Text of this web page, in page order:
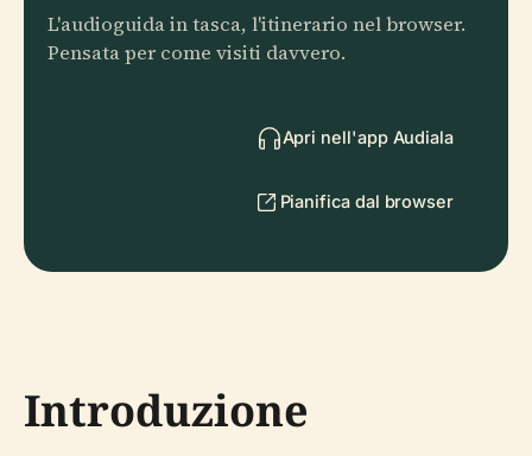
L'audioguida in tasca, l'itinerario nel browser.
Pensata per come visiti davvero.
Apri nell'app Audiala
Pianifica dal browser
Introduzione